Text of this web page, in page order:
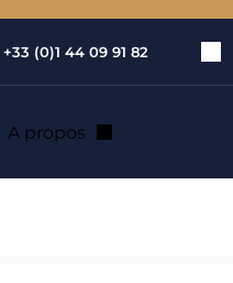
+33 (0)1 44 09 91 82
A propos